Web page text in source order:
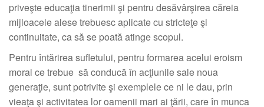
priveşte educaţia tinerimii şi pentru desăvârşirea căreia
mijloacele alese trebuesc aplicate cu stricteţe şi
continuitate, ca să se poată atinge scopul.
Pentru întărirea sufletului, pentru formarea acelui eroism
moral ce trebue să conducă în acţiunile sale noua
generaţie, sunt potrivite şi exemplele ce ni le dau, prin
vieaţa şi activitatea lor oamenii mari ai ţării, care în munca